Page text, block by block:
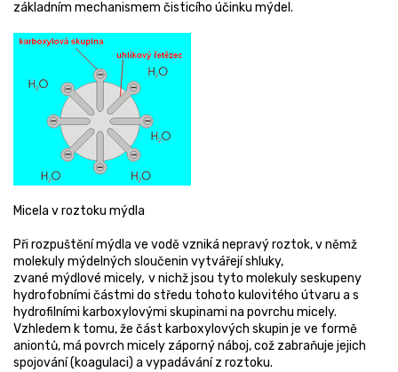
základním mechanismem čisticího účinku mýdel.
Micela v roztoku mýdla
Při rozpuštění mýdla ve vodě vzniká nepravý roztok, v němž
molekuly mýdelných sloučenin vytvářejí shluky,
zvané mýdlové micely, v nichž jsou tyto molekuly seskupeny
hydrofobními částmi do středu tohoto kulovitého útvaru a s
hydrofilními karboxylovými skupinami na povrchu micely.
Vzhledem k tomu, že část karboxylových skupin je ve formě
aniontů, má povrch micely záporný náboj, což zabraňuje jejich
spojování (koagulaci) a vypadávání z roztoku.